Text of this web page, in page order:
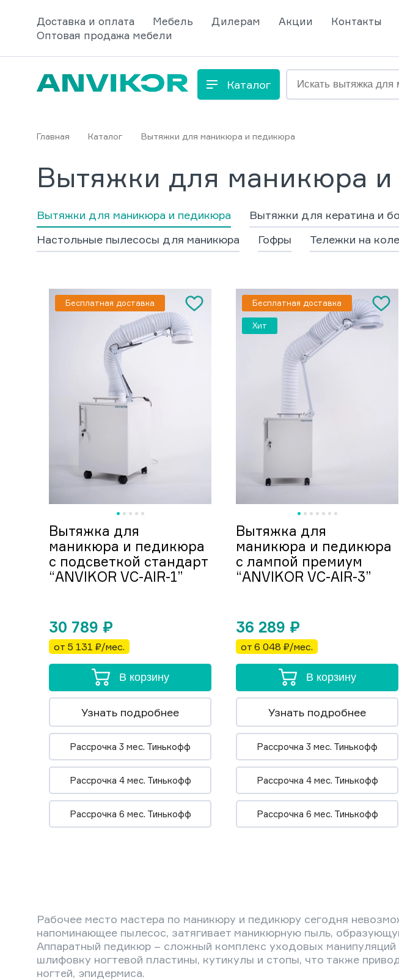
Доставка и оплата Мебель Дилерам Акции
Контакты
Оптовая продажа мебели
Каталог
Главная Каталог Вытяжки для маникюра и педикюра
Вытяжки для маникюра
Вытяжки для маникюра и педикюра Вытяжки для кератина и
Настольные пылесосы для маникюра
Гофры Тележки на
Бесплатная доставка
Вытяжка для
маникюра и педикюра
с подсветкой стандарт
“ANVIKOR VC-AIR-1”
30 789 ₽
от 5 131 ₽/мес.
В корзину
Узнать подробнее
Рассрочка 3 мес. Тинькофф
Рассрочка 4 мес. Тинькофф
Рассрочка 6 мес. Тинькофф
Бесплатная доставка
Хит
Вытяжка для
маникюра и педикюра
с лампой премиум
“ANVIKOR VC-AIR-3”
36 289 ₽
от 6 048 ₽/мес.
В корзину
Узнать подробнее
Рассрочка 3 мес. Тинькофф
Рассрочка 4 мес. Тинькофф
Рассрочка 6 мес. Тинькофф
Рабочее место мастера по маникюру и педикюру сегодня
напоминающее пылесос, затягивает маникюрную пыль,
Аппаратный педикюр – сложный комплекс уходовых манипуляций
шлифовку ногтевой пластины, кутикулы и стопы, что также
ногтей, эпидермиса.